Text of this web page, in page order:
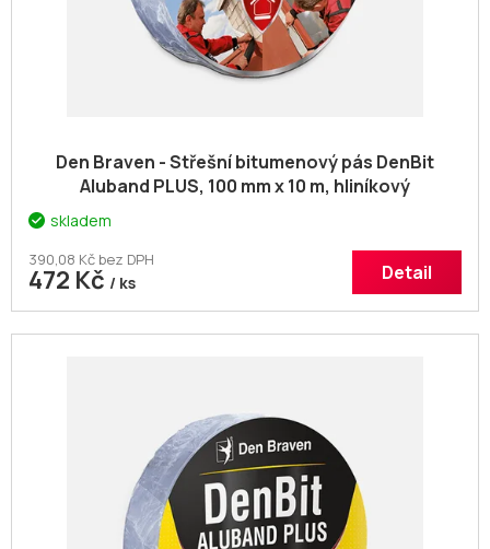
Den Braven - Střešní bitumenový pás DenBit
Aluband PLUS, 100 mm x 10 m, hliníkový
skladem
390,08 Kč bez DPH
472 Kč / ks Detail